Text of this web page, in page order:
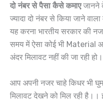
दो नंबर से पैसा कैसे कमाएजानने
ज्यादा दो नंबर से किया जाने
यह करना भारतीय सरकार की
समय में ऐसा कोई भी Material
अंदर मिलावट नहीं की जा रही हो।
आप अपनी नजर चाहे किधर भी
मिलावट देखने को मिल रही